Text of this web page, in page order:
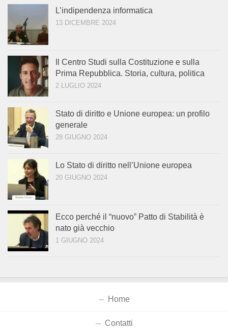
L’indipendenza informatica
13 DICEMBRE 2024
Il Centro Studi sulla Costituzione e sulla
Prima Repubblica. Storia, cultura, politica
2 LUGLIO 2024
Stato di diritto e Unione europea: un profilo
generale
28 GIUGNO 2024
Lo Stato di diritto nell’Unione europea
20 GIUGNO 2024
Ecco perché il “nuovo” Patto di Stabilità è
nato già vecchio
1 GIUGNO 2024
Home
Contatti